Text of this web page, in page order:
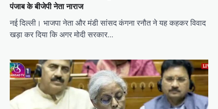
पंजाब के बीजेपी नेता नाराज
नई दिल्ली। भाजपा नेता और मंडी सांसद कंगना रनौत ने यह कहकर विवाद
खड़ा कर दिया कि अगर मोदी सरकार…